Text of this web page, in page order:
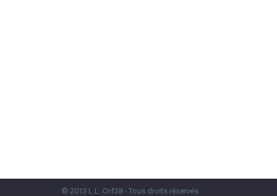
© 2013 L.L. Crif38 - Tous droits réservés